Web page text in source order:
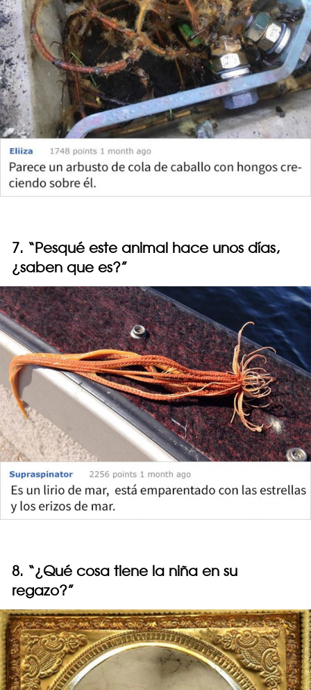
7. “Pesqué este animal hace unos días,
¿saben que es?”
8. “¿Qué cosa tiene la niña en su
regazo?”